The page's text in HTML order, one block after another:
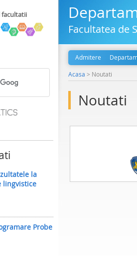
facultatii
la
lingvistice
Probe
Facultatea de
Admitere
Acasa > Noutati
Noutati